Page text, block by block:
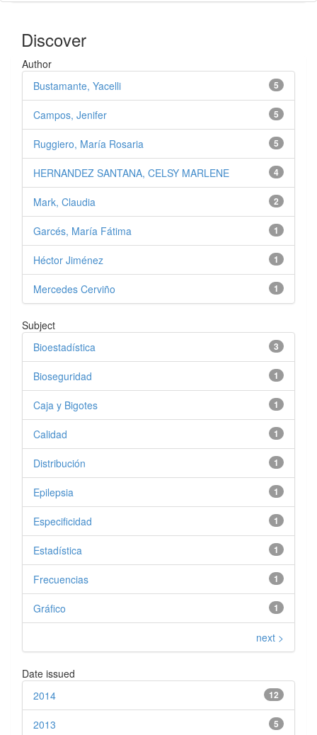
Discover
Author
5
Bustamante, Yacelli
5
Campos, Jenifer
5
Ruggiero, María Rosaria
4
HERNANDEZ SANTANA, CELSY MARLENE
2
Mark, Claudia
1
Garcés, María Fátima
1
Héctor Jiménez
1
Mercedes Cerviño
Subject
3
Bioestadística
1
Bioseguridad
1
Caja y Bigotes
1
Calidad
1
Distribución
1
Epilepsia
1
Especificidad
1
Estadística
1
Frecuencias
1
Gráfico
next >
Date issued
12
2014
5
2013